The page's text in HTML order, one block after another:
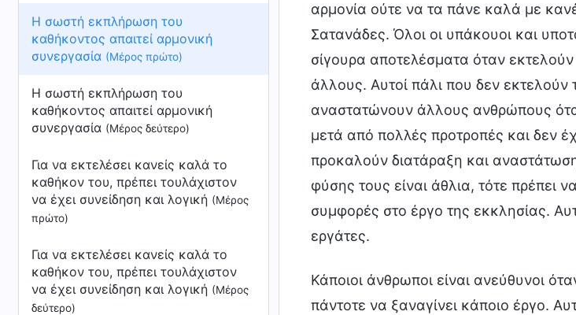
Η σωστή εκπλήρωση του
καθήκοντος απαιτεί αρμονική
συνεργασία (Μέρος πρώτο)
Η σωστή εκπλήρωση του
καθήκοντος απαιτεί αρμονική
συνεργασία (Μέρος δεύτερο)
Για να εκτελέσει κανείς καλά το
καθήκον του, πρέπει τουλάχιστον
να έχει συνείδηση και λογική (Μέρος
πρώτο)
Για να εκτελέσει κανείς καλά το
καθήκον του, πρέπει τουλάχιστον
να έχει συνείδηση και λογική (Μέρος
δεύτερο)
αρμονία ούτε να τα πάνε καλά με
Σατανάδες. Όλοι οι υπάκουοι και
σίγουρα αποτελέσματα όταν
άλλους. Αυτοί πάλι που δεν εκτελούν
αναστατώνουν άλλους ανθρώπους
μετά από πολλές προτροπές και δεν
προκαλούν διατάραξη και
φύσης τους είναι άθλια, τότε
συμφορές στο έργο της εκκλησίας.
εργάτες.
Κάποιοι άνθρωποι είναι ανεύθυνοι
πάντοτε να ξαναγίνει κάποιο έργο.